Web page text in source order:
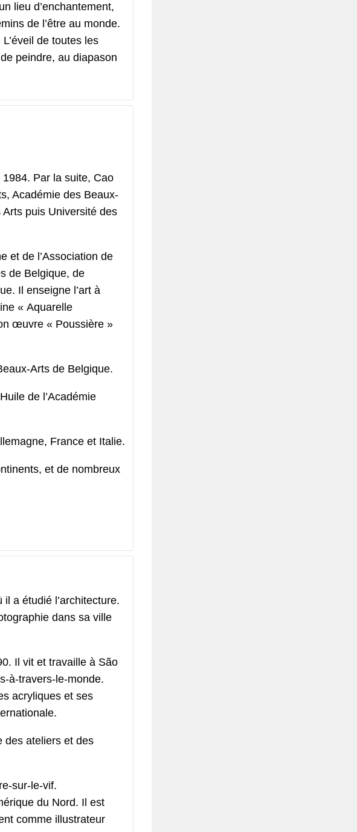
lieu d’enchantement,
de l’être au monde.
de toutes les
peindre, au diapason
Par la suite, Cao
Académie des Beaux-
Arts puis Université des
et de l’Association de
de Belgique, de
Il enseigne l’art à
« Aquarelle
œuvre « Poussière »
Arts de Belgique.
de l’Académie
France et Italie.
et de nombreux
a étudié l’architecture.
dans sa ville
Il vit et travaille à São
à-travers-le-monde.
acryliques et ses
des ateliers et des
sur-le-vif.
du Nord. Il est
comme illustrateur